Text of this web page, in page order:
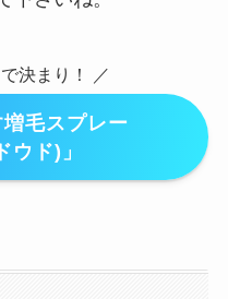
決まり！ ／
毛スプレー
ウド)」